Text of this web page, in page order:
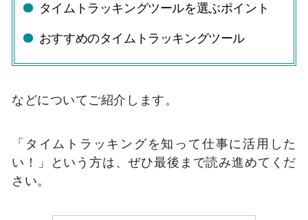
タイムトラッキングツールを選ぶポイント
おすすめのタイムトラッキングツール
などについてご紹介します。
「タイムトラッキングを知って仕事に活用した
い！」という方は、ぜひ最後まで読み進めてくだ
さい。